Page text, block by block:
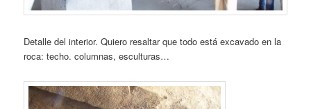
Detalle del interior. Quiero resaltar que todo está excavado en la
roca: techo. columnas, esculturas…